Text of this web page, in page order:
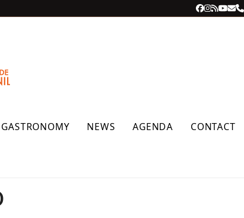
Facebook
RSS
GASTRONOMY NEWS AGENDA CONTACT